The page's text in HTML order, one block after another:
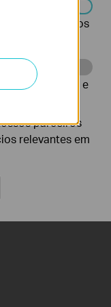
desativados nos
para melhorar e
parceiros
relevantes em